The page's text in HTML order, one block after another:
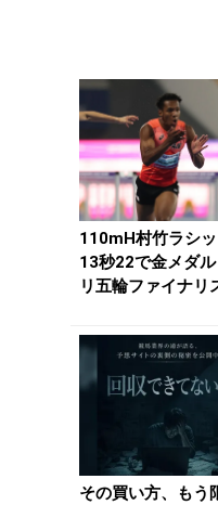
110mH村竹ラシ
13秒22で金メダ
リ五輪ファイナリ
その買い方、もう